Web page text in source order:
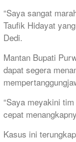
“Saya sangat
Taufik Hidayat
Dedi.
Mantan Bupati
dapat segera
“Saya meyakini
cepat
Kasus ini